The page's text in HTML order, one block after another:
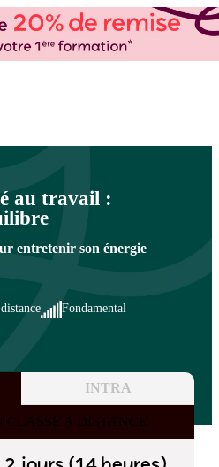
de formation à Paris et en régions
au travail :
entretenir son énergie
Fondamental
INTRA
CLASSE A DISTANCE